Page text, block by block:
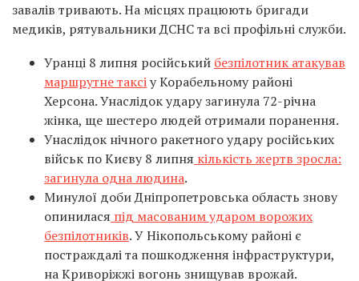
завалів тривають. На місцях працюють бригади
медиків, рятувальники ДСНС та всі профільні служби.
Уранці 8 липня російський безпілотник атакував
маршрутне таксіу Корабельному районі
Херсона. Унаслідок удару загинула 72-річна
жінка, ще шестеро людей отримали поранення.
Унаслідок нічного ракетного удару російських
військ по Києву 8 липня кількість жертв зросла:
загинула одна людина.
Минулої доби Дніпропетровська область знову
опинилася під масованим ударом ворожих
безпілотників. У Нікопольському районі є
постраждалі та пошкодження інфраструктури,
на Криворіжжі вогонь знищував врожай.